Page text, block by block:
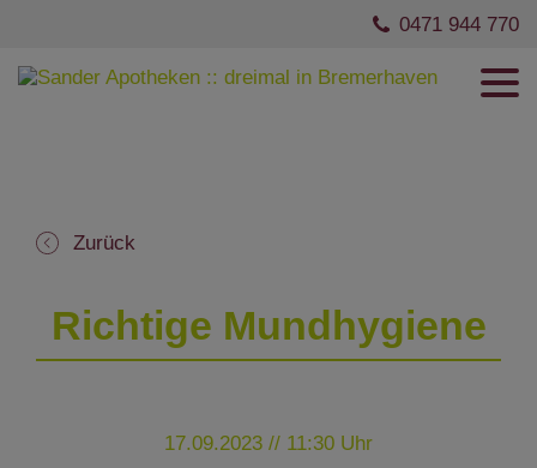
0471 944 770
Zurück
Richtige Mundhygiene
17.09.2023 // 11:30 Uhr